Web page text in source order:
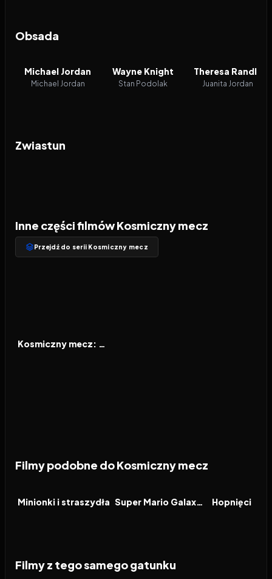
Obsada
Michael Jordan
Michael Jordan
Wayne Knight
Stan Podolak
Theresa Randle
Juanita Jordan
Zwiastun
Inne części filmów Kosmiczny mecz
Przejdź do serii Kosmiczny mecz
FILM Kosmiczny mecz: Nowa era
Filmy podobne do Kosmiczny mecz
FILM
Minionki i straszydła FILM Super Mario Galaxy Film FILM
Hopnięci
Filmy z tego samego gatunku